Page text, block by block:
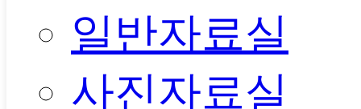
일반자료실
사진자료실